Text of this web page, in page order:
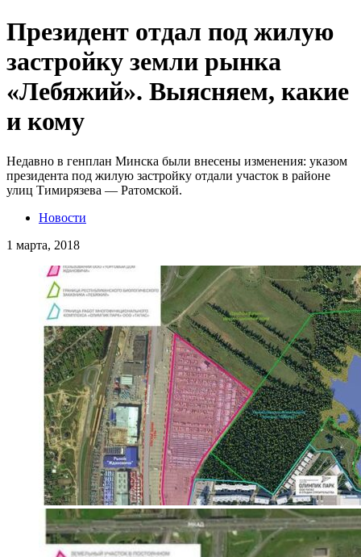
Президент отдал под жилую
застройку земли рынка
«Лебяжий». Выясняем, какие
и кому
Недавно в генплан Минска были внесены изменения: указом
президента под жилую застройку отдали участок в районе
улиц Тимирязева — Ратомской.
Новости
1 марта, 2018